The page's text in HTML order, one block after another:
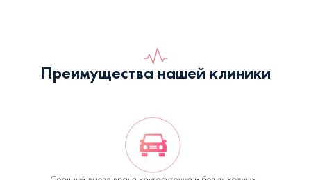
Преимущества нашей клиники